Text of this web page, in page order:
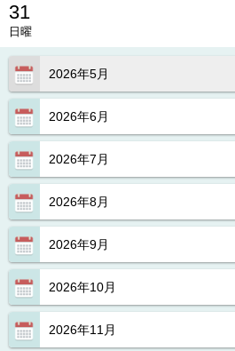
2026年5月
2026年6月
2026年7月
2026年8月
2026年9月
2026年10月
2026年11月
31
日曜